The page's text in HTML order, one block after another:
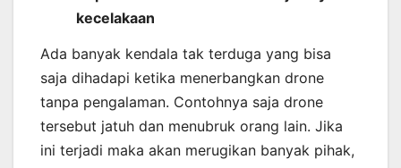
kecelakaan
Ada banyak kendala tak terduga yang bisa
saja dihadapi ketika menerbangkan drone
tanpa pengalaman. Contohnya saja drone
tersebut jatuh dan menubruk orang lain. Jika
ini terjadi maka akan merugikan banyak pihak,